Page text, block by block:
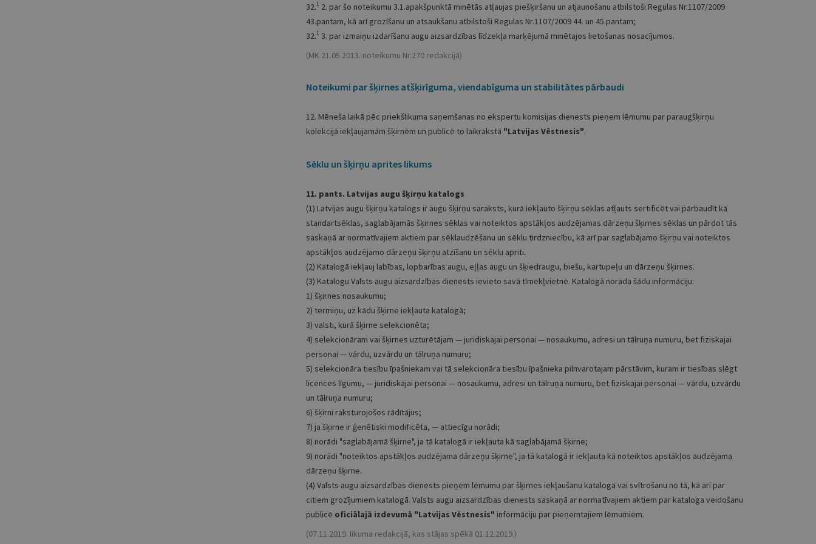
32.12. par šo noteikumu 3.1.apakšpunktā minētās atļaujas piešķiršanu un atjaunošanu atbilstoši Regulas Nr.1107/2009
43.pantam, kā arī grozīšanu un atsaukšanu atbilstoši Regulas Nr.1107/2009 44. un 45.pantam;
32.13. par izmaiņu izdarīšanu augu aizsardzības līdzekļa marķējumā minētajos lietošanas nosacījumos.
(MK 21.05.2013. noteikumu Nr.270 redakcijā)
Noteikumi par šķirnes atšķirīguma, viendabīguma un stabilitātes pārbaudi
12. Mēneša laikā pēc priekšlikuma saņemšanas no ekspertu komisijas dienests pieņem lēmumu par paraugšķirņu
kolekcijā iekļaujamām šķirnēm un publicē to laikrakstā "Latvijas Vēstnesis".
Sēklu un šķirņu aprites likums
11. pants. Latvijas augu šķirņu katalogs
(1) Latvijas augu šķirņu katalogs ir augu šķirņu saraksts, kurā iekļauto šķirņu sēklas atļauts sertificēt vai pārbaudīt kā
standartsēklas, saglabājamās šķirnes sēklas vai noteiktos apstākļos audzējamas dārzeņu šķirnes sēklas un pārdot tās
saskaņā ar normatīvajiem aktiem par sēklaudzēšanu un sēklu tirdzniecību, kā arī par saglabājamo šķirņu vai noteiktos
apstākļos audzējamo dārzeņu šķirņu atzīšanu un sēklu apriti.
(2) Katalogā iekļauj labības, lopbarības augu, eļļas augu un šķiedraugu, biešu, kartupeļu un dārzeņu šķirnes.
(3) Katalogu Valsts augu aizsardzības dienests ievieto savā tīmekļvietnē. Katalogā norāda šādu informāciju:
1) šķirnes nosaukumu;
2) termiņu, uz kādu šķirne iekļauta katalogā;
3) valsti, kurā šķirne selekcionēta;
4) selekcionāram vai šķirnes uzturētājam — juridiskajai personai — nosaukumu, adresi un tālruņa numuru, bet fiziskajai
personai — vārdu, uzvārdu un tālruņa numuru;
5) selekcionāra tiesību īpašniekam vai tā selekcionāra tiesību īpašnieka pilnvarotajam pārstāvim, kuram ir tiesības slēgt
licences līgumu, — juridiskajai personai — nosaukumu, adresi un tālruņa numuru, bet fiziskajai personai — vārdu, uzvārdu
un tālruņa numuru;
6) šķirni raksturojošos rādītājus;
7) ja šķirne ir ģenētiski modificēta, — attiecīgu norādi;
8) norādi "saglabājamā šķirne", ja tā katalogā ir iekļauta kā saglabājamā šķirne;
9) norādi "noteiktos apstākļos audzējama dārzeņu šķirne", ja tā katalogā ir iekļauta kā noteiktos apstākļos audzējama
dārzeņu šķirne.
(4) Valsts augu aizsardzības dienests pieņem lēmumu par šķirnes iekļaušanu katalogā vai svītrošanu no tā, kā arī par
citiem grozījumiem katalogā. Valsts augu aizsardzības dienests saskaņā ar normatīvajiem aktiem par kataloga veidošanu
publicē oficiālajā izdevumā "Latvijas Vēstnesis" informāciju par pieņemtajiem lēmumiem.
(07.11.2019. likuma redakcijā, kas stājas spēkā 01.12.2019.)